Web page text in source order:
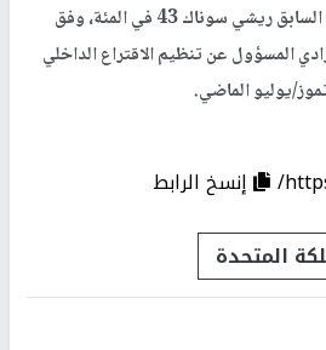
حين نال منافسها وزير المال السابق ريشي سوناك 43 في المئة، وفق
المسؤول عن تنظيم الاقتراع الداخلي
يوليو الماضي.
إنسخ الرابط
المتحدة